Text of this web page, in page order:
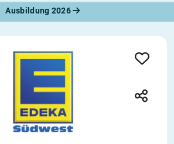
Ausbildung 2026